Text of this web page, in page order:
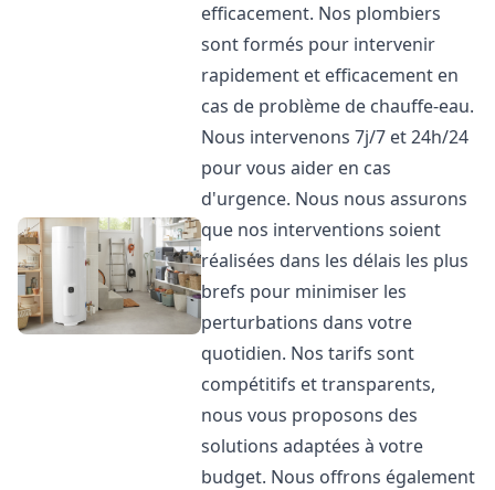
efficacement. Nos plombiers
sont formés pour intervenir
rapidement et efficacement en
cas de problème de chauffe-eau.
Nous intervenons 7j/7 et 24h/24
pour vous aider en cas
d'urgence. Nous nous assurons
que nos interventions soient
réalisées dans les délais les plus
brefs pour minimiser les
perturbations dans votre
quotidien. Nos tarifs sont
compétitifs et transparents,
nous vous proposons des
solutions adaptées à votre
budget. Nous offrons également